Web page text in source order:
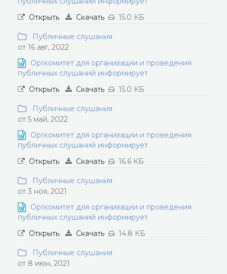
Открыть
Скачать 15.0 КБ
Публичные слушания
от 16 авг, 2022
Оргкомитет для организации и проведения
публичных слушаний информирует
Открыть
Скачать 15.0 КБ
Публичные слушания
от 5 май, 2022
Оргкомитет для организации и проведения
публичных слушаний информирует
Открыть
Скачать 16.6 КБ
Публичные слушания
от 3 ноя, 2021
Оргкомитет для организации и проведения
публичных слушаний информирует
Открыть
Скачать 14.8 КБ
Публичные слушания
от 8 июн, 2021